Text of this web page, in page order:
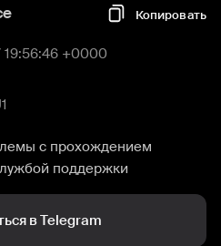
Копировать
+0000
с прохождением
поддержки
в Telegram